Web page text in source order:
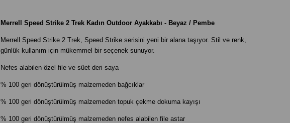
Merrell Speed Strike 2 Trek Kadın Outdoor Ayakkabı - Beyaz / Pembe
Merrell Speed Strike 2 Trek, Speed Strike serisini yeni bir alana taşıyor. Stil ve renk,
günlük kullanım için mükemmel bir seçenek sunuyor.
Nefes alabilen özel file ve süet deri saya
% 100 geri dönüştürülmüş malzemeden bağcıklar
% 100 geri dönüştürülmüş malzemeden topuk çekme dokuma kayışı
% 100 geri dönüştürülmüş malzemeden nefes alabilen file astar